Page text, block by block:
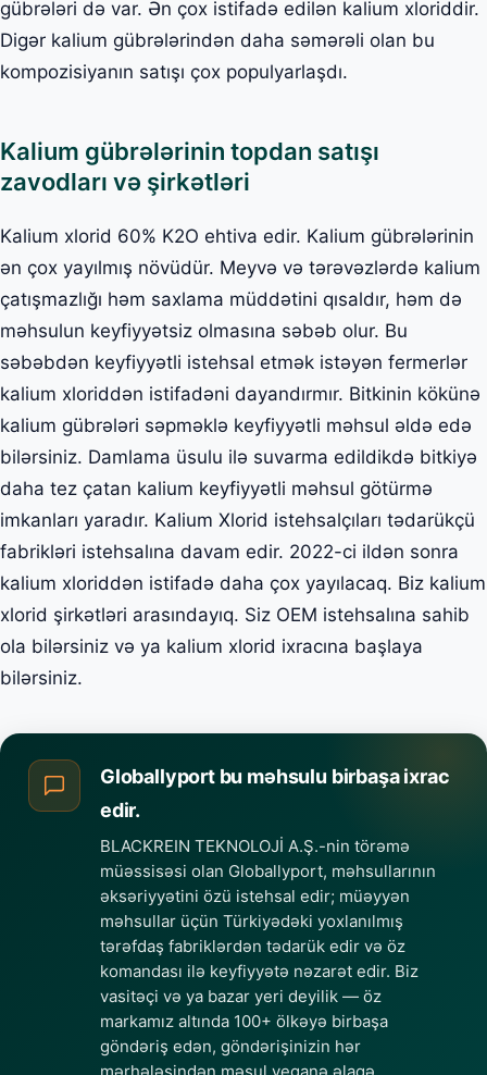
gübrələri də var. Ən çox istifadə edilən kalium xloriddir.
Digər kalium gübrələrindən daha səmərəli olan bu
kompozisiyanın satışı çox populyarlaşdı.
Kalium gübrələrinin topdan satışı
zavodları və şirkətləri
Kalium xlorid 60% K2O ehtiva edir. Kalium gübrələrinin
ən çox yayılmış növüdür. Meyvə və tərəvəzlərdə kalium
çatışmazlığı həm saxlama müddətini qısaldır, həm də
məhsulun keyfiyyətsiz olmasına səbəb olur. Bu
səbəbdən keyfiyyətli istehsal etmək istəyən fermerlər
kalium xloriddən istifadəni dayandırmır. Bitkinin kökünə
kalium gübrələri səpməklə keyfiyyətli məhsul əldə edə
bilərsiniz. Damlama üsulu ilə suvarma edildikdə bitkiyə
daha tez çatan kalium keyfiyyətli məhsul götürmə
imkanları yaradır. Kalium Xlorid istehsalçıları tədarükçü
fabrikləri istehsalına davam edir. 2022-ci ildən sonra
kalium xloriddən istifadə daha çox yayılacaq. Biz kalium
xlorid şirkətləri arasındayıq. Siz OEM istehsalına sahib
ola bilərsiniz və ya kalium xlorid ixracına başlaya
bilərsiniz.
Globallyport bu məhsulu birbaşa ixrac
edir.
BLACKREIN TEKNOLOJİ A.Ş.-nin törəmə
müəssisəsi olan Globallyport, məhsullarının
əksəriyyətini özü istehsal edir; müəyyən
məhsullar üçün Türkiyədəki yoxlanılmış
tərəfdaş fabriklərdən tədarük edir və öz
komandası ilə keyfiyyətə nəzarət edir. Biz
vasitəçi və ya bazar yeri deyilik — öz
markamız altında 100+ ölkəyə birbaşa
göndəriş edən, göndərişinizin hər
mərhələsindən məsul yeganə əlaqə